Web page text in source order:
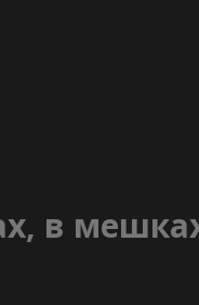
в